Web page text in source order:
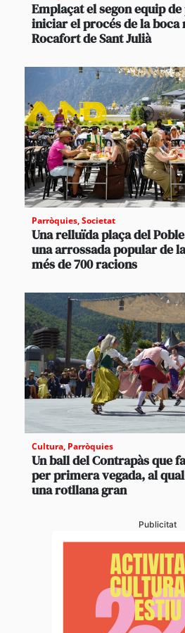
Emplaçat el segon equip
iniciar el procés de la boca
Rocafort de Sant Julià
Parròquies,Societat
Una relluïda plaça del
una arrossada popular de
més de 700 racions
Cultura, Parròquies
Un ball del Contrapàs que
per primera vegada, al qual
una rotllana gran
Publicitat